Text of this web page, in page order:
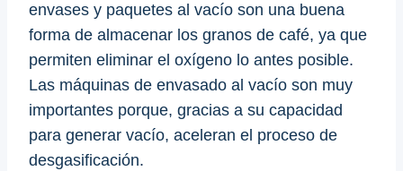
envases y paquetes al vacío son una buena
forma de almacenar los granos de café, ya que
permiten eliminar el oxígeno lo antes posible.
Las máquinas de envasado al vacío son muy
importantes porque, gracias a su capacidad
para generar vacío, aceleran el proceso de
desgasificación.